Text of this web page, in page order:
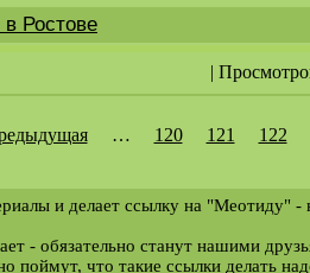
в Ростове
|
… 120 121 122
и делает ссылку на "Меотиду" -
- обязательно станут нашими
поймут, что такие ссылки делать